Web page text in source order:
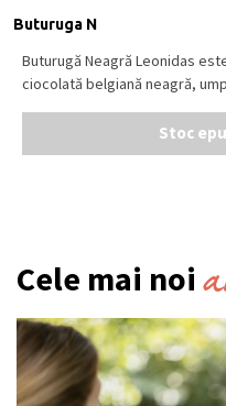
Buturuga N
Buturugă Neagră Leonidas
ciocolată belgiană neagră,
Stoc
Cele mai noi